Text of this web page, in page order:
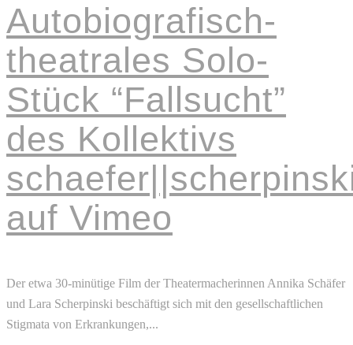
Autobiografisch-
theatrales Solo-
Stück “Fallsucht”
des Kollektivs
auf Vimeo
Der etwa 30-minütige Film der Theatermacherinnen Annika Schäfer
und Lara Scherpinski beschäftigt sich mit den gesellschaftlichen
Stigmata von Erkrankungen,...